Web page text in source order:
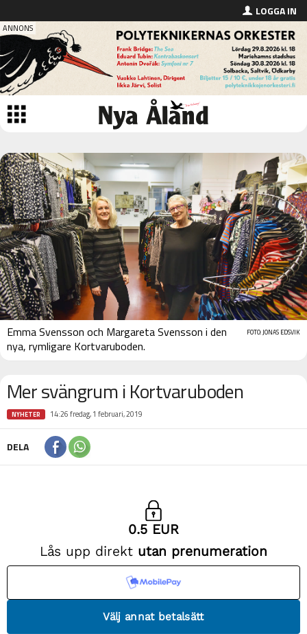
LOGGA IN
FOTO: JONAS EDSVIK
Emma Svensson och Margareta Svensson i den
nya, rymligare Kortvaruboden.
Mer svängrum i Kortvaruboden
NYHETER 14:26 fredag, 1 februari, 2019
DELA